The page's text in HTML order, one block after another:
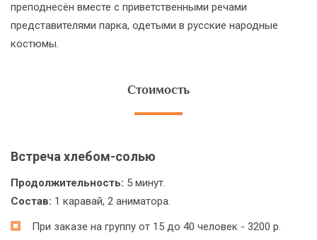
преподнесён вместе с приветственными речами
представителями парка, одетыми в русские народные
костюмы.
Стоимость
Встреча хлебом-солью
Продолжительность: 5 минут.
Состав: 1 каравай, 2 аниматора.
При заказе на группу от 15 до 40 человек - 3200 р.